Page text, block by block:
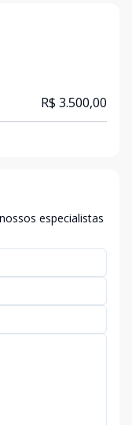
R$ 3.500,00
especialistas